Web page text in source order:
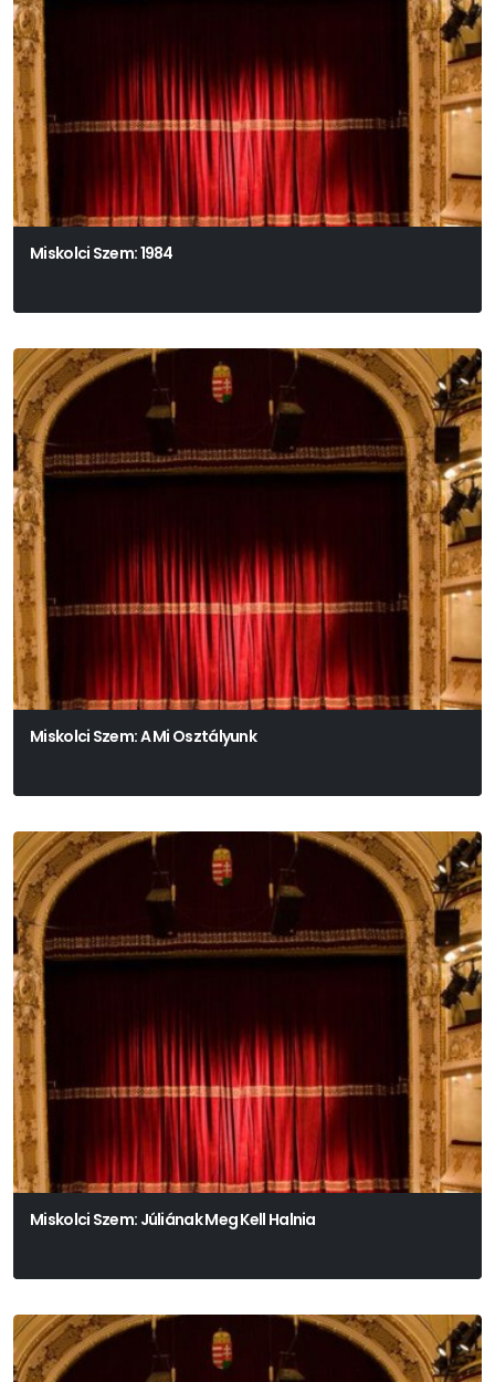
Miskolci Szem: 1984
Miskolci Szem: A Mi Osztályunk
Miskolci Szem: Júliának Meg Kell Halnia